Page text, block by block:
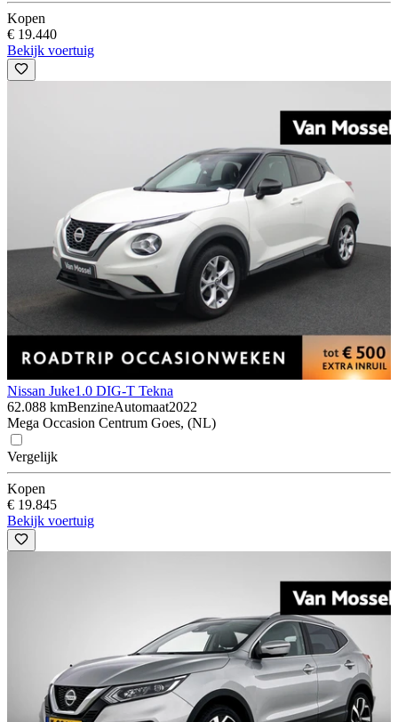
Kopen
€ 19.440
Bekijk voertuig
Nissan Juke1.0 DIG-T Tekna
62.088 kmBenzineAutomaat2022
Mega Occasion Centrum Goes, (NL)
Vergelijk
Kopen
€ 19.845
Bekijk voertuig